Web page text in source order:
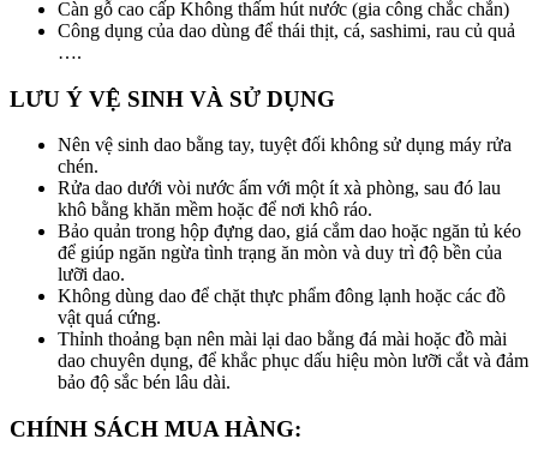
Càn gỗ cao cấp Không thấm hút nước (gia công chắc chắn)
Công dụng của dao dùng để thái thịt, cá, sashimi, rau củ quả
….
LƯU Ý VỆ SINH VÀ SỬ DỤNG
Nên vệ sinh dao bằng tay, tuyệt đối không sử dụng máy rửa
chén.
Rửa dao dưới vòi nước ấm với một ít xà phòng, sau đó lau
khô bằng khăn mềm hoặc để nơi khô ráo.
Bảo quản trong hộp đựng dao, giá cắm dao hoặc ngăn tủ kéo
để giúp ngăn ngừa tình trạng ăn mòn và duy trì độ bền của
lưỡi dao.
Không dùng dao để chặt thực phẩm đông lạnh hoặc các đồ
vật quá cứng.
Thỉnh thoảng bạn nên mài lại dao bằng đá mài hoặc đồ mài
dao chuyên dụng, để khắc phục dấu hiệu mòn lưỡi cắt và đảm
bảo độ sắc bén lâu dài.
CHÍNH SÁCH MUA HÀNG: